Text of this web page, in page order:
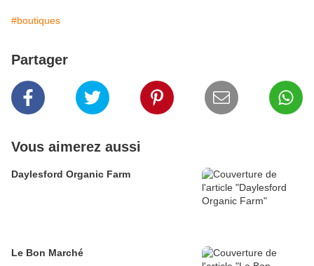
#boutiques
Partager
Vous aimerez aussi
Daylesford Organic Farm
Le Bon Marché